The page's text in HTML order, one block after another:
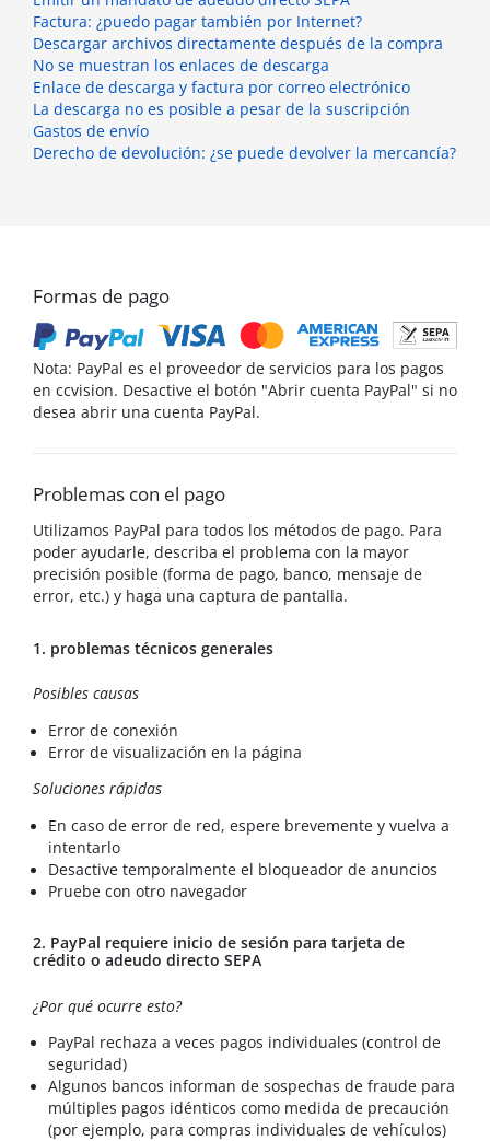
Factura: ¿puedo pagar también por Internet?
Descargar archivos directamente después de la compra
No se muestran los enlaces de descarga
Enlace de descarga y factura por correo electrónico
La descarga no es posible a pesar de la suscripción
Gastos de envío
Derecho de devolución: ¿se puede devolver la mercancía?
Formas de pago
Nota: PayPal es el proveedor de servicios para los pagos
en ccvision. Desactive el botón "Abrir cuenta PayPal" si no
desea abrir una cuenta PayPal.
Problemas con el pago
Utilizamos PayPal para todos los métodos de pago. Para
poder ayudarle, describa el problema con la mayor
precisión posible (forma de pago, banco, mensaje de
error, etc.) y haga una captura de pantalla.
1. problemas técnicos generales
Posibles causas
Error de conexión
Error de visualización en la página
Soluciones rápidas
En caso de error de red, espere brevemente y vuelva a
intentarlo
Desactive temporalmente el bloqueador de anuncios
Pruebe con otro navegador
2. PayPal requiere inicio de sesión para tarjeta de
crédito o adeudo directo SEPA
¿Por qué ocurre esto?
PayPal rechaza a veces pagos individuales (control de
seguridad)
Algunos bancos informan de sospechas de fraude para
múltiples pagos idénticos como medida de precaución
(por ejemplo, para compras individuales de vehículos)